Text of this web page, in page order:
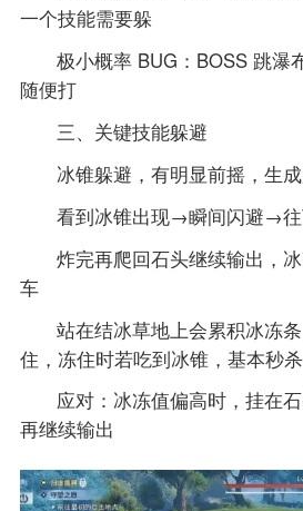
一个技能需要躲
极小概率 BUG：BOSS 跳瀑
随便打
三、关键技能躲避
冰锥躲避，有明显前摇，生
看到冰锥出现→瞬间闪避→
炸完再爬回石头继续输出，
车
站在结冰草地上会累积冰冻
住，冻住时若吃到冰锥，基本秒杀
应对：冰冻值偏高时，挂在
再继续输出